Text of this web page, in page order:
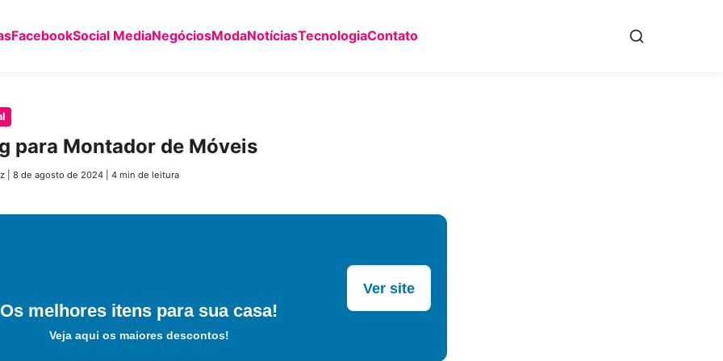
FacebookSocial MediaNegóciosModaNotíciasTecnologiaContato
para Montador de Móveis
8 de agosto de 2024 4 min de leitura
Os melhores itens para sua casa!
Veja aqui os maiores descontos!
Ver site